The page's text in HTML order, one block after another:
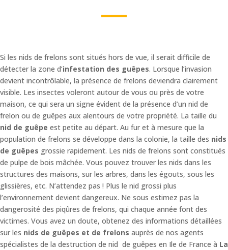
Si les nids de frelons sont situés hors de vue, il serait difficile de
détecter la zone d’infestation des guêpes. Lorsque l’invasion
devient incontrôlable, la présence de frelons deviendra clairement
visible. Les insectes voleront autour de vous ou près de votre
maison, ce qui sera un signe évident de la présence d’un nid de
frelon ou de guêpes aux alentours de votre propriété. La taille du
nid de guêpe est petite au départ. Au fur et à mesure que la
population de frelons se développe dans la colonie, la taille des nids
de guêpes grossie rapidement. Les nids de frelons sont constitués
de pulpe de bois mâchée. Vous pouvez trouver les nids dans les
structures des maisons, sur les arbres, dans les égouts, sous les
glissières, etc. N’attendez pas ! Plus le nid grossi plus
l’environnement devient dangereux. Ne sous estimez pas la
dangerosité des piqûres de frelons, qui chaque année font des
victimes. Vous avez un doute, obtenez des informations détaillées
sur les nids de guêpes et de frelons auprès de nos agents
spécialistes de la destruction de nid de guêpes en Ile de France à La